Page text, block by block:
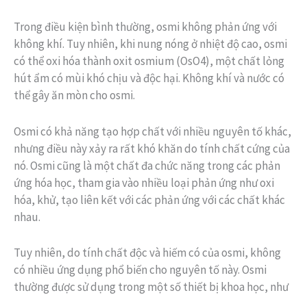
Trong điều kiện bình thường, osmi không phản ứng với
không khí. Tuy nhiên, khi nung nóng ở nhiệt độ cao, osmi
có thể oxi hóa thành oxit osmium (OsO4), một chất lỏng
hút ẩm có mùi khó chịu và độc hại. Không khí và nước có
thể gây ăn mòn cho osmi.
Osmi có khả năng tạo hợp chất với nhiều nguyên tố khác,
nhưng điều này xảy ra rất khó khăn do tính chất cứng của
nó. Osmi cũng là một chất đa chức năng trong các phản
ứng hóa học, tham gia vào nhiều loại phản ứng như oxi
hóa, khử, tạo liên kết với các phản ứng với các chất khác
nhau.
Tuy nhiên, do tính chất độc và hiếm có của osmi, không
có nhiều ứng dụng phổ biến cho nguyên tố này. Osmi
thường được sử dụng trong một số thiết bị khoa học, như